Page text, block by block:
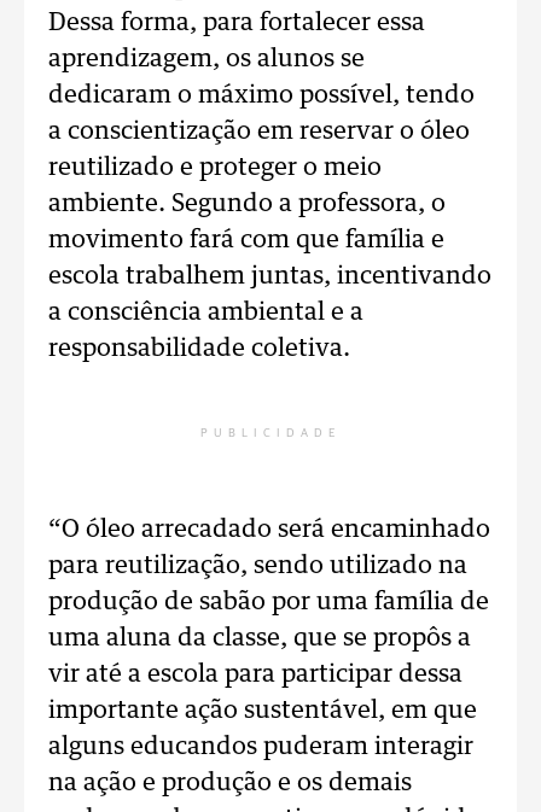
Dessa forma, para fortalecer essa
aprendizagem, os alunos se
dedicaram o máximo possível, tendo
a conscientização em reservar o óleo
reutilizado e proteger o meio
ambiente. Segundo a professora, o
movimento fará com que família e
escola trabalhem juntas, incentivando
a consciência ambiental e a
responsabilidade coletiva.
PUBLICIDADE
“O óleo arrecadado será encaminhado
para reutilização, sendo utilizado na
produção de sabão por uma família de
uma aluna da classe, que se propôs a
vir até a escola para participar dessa
importante ação sustentável, em que
alguns educandos puderam interagir
na ação e produção e os demais